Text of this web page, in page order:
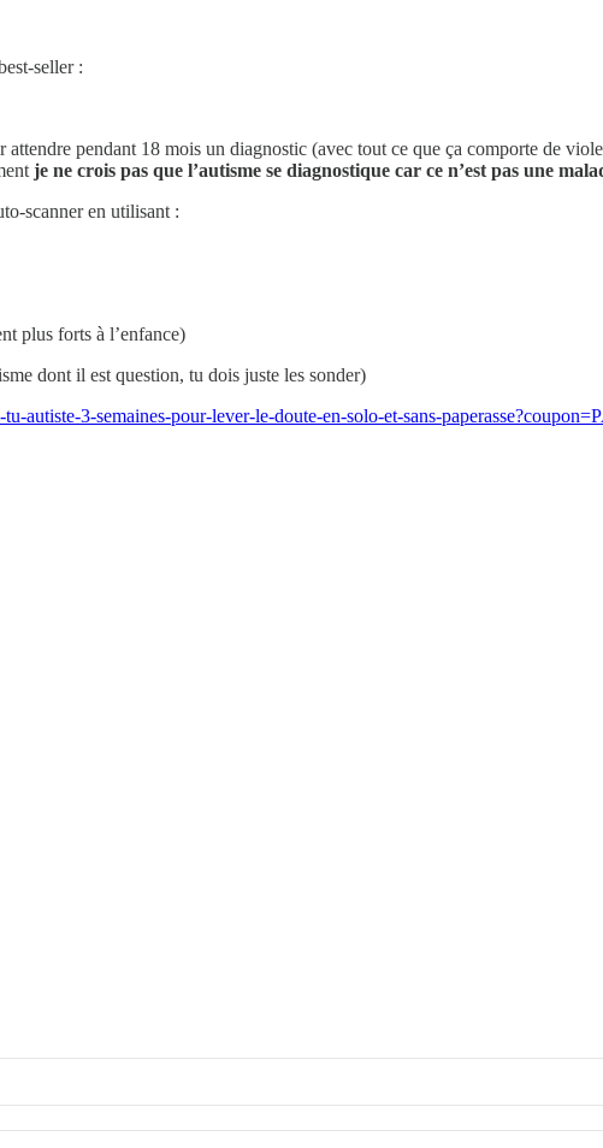
seller :
pendant 18 mois un diagnostic (avec tout ce que ça comporte de
je ne crois pas que l’autisme se diagnostique car ce n’est pas une
scanner en utilisant :
plus forts à l’enfance)
dont il est question, tu dois juste les sonder)
autiste-3-semaines-pour-lever-le-doute-en-solo-et-sans-